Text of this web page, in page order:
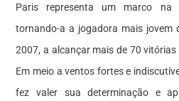
Paris representa um marco na
tornando-a a jogadora mais jovem
2007, a alcançar mais de 70
Em meio a ventos fortes e
fez valer sua determinação e